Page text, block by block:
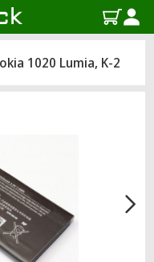
1020 Lumia, K-2